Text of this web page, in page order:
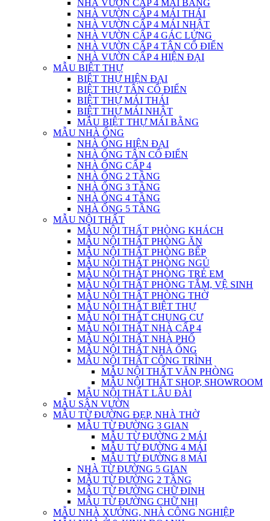
NHÀ VƯỜN CẤP 4 MÁI BẰNG
NHÀ VƯỜN CẤP 4 MÁI THÁI
NHÀ VƯỜN CẤP 4 MÁI NHẬT
NHÀ VƯỜN CẤP 4 GÁC LỬNG
NHÀ VƯỜN CẤP 4 TÂN CỔ ĐIỂN
NHÀ VƯỜN CẤP 4 HIỆN ĐẠI
MẪU BIỆT THỰ
BIỆT THỰ HIỆN ĐẠI
BIỆT THỰ TÂN CỔ ĐIỂN
BIỆT THỰ MÁI THÁI
BIỆT THỰ MÁI NHẬT
MẪU BIỆT THỰ MÁI BẰNG
MẪU NHÀ ỐNG
NHÀ ỐNG HIỆN ĐẠI
NHÀ ỐNG TÂN CỔ ĐIỂN
NHÀ ỐNG CẤP 4
NHÀ ỐNG 2 TẦNG
NHÀ ỐNG 3 TẦNG
NHÀ ỐNG 4 TẦNG
NHÀ ỐNG 5 TẦNG
MẪU NỘI THẤT
MẪU NỘI THẤT PHÒNG KHÁCH
MẪU NỘI THẤT PHÒNG ĂN
MẪU NỘI THẤT PHÒNG BẾP
MẪU NỘI THẤT PHÒNG NGỦ
MẪU NỘI THẤT PHÒNG TRẺ EM
MẪU NỘI THẤT PHÒNG TẮM, VỆ SINH
MẪU NỘI THẤT PHÒNG THỜ
MẪU NỘI THẤT BIỆT THỰ
MẪU NỘI THẤT CHUNG CƯ
MẪU NỘI THẤT NHÀ CẤP 4
MẪU NỘI THẤT NHÀ PHỐ
MẪU NỘI THẤT NHÀ ỐNG
MẪU NỘI THẤT CÔNG TRÌNH
MẪU NỘI THẤT VĂN PHÒNG
MẪU NỘI THẤT SHOP, SHOWROOM
MẪU NỘI THẤT LÂU ĐÀI
MẪU SÂN VƯỜN
MẪU TỪ ĐƯỜNG ĐẸP, NHÀ THỜ
MẪU TỪ ĐƯỜNG 3 GIAN
MẪU TỪ ĐƯỜNG 2 MÁI
MẪU TỪ ĐƯỜNG 4 MÁI
MẪU TỪ ĐƯỜNG 8 MÁI
NHÀ TỪ ĐƯỜNG 5 GIAN
MẪU TỪ ĐƯỜNG 2 TẦNG
MẪU TỪ ĐƯỜNG CHỮ ĐINH
MẪU TỪ ĐƯỜNG CHỮ NHỊ
MẪU NHÀ XƯỞNG, NHÀ CÔNG NGHIỆP